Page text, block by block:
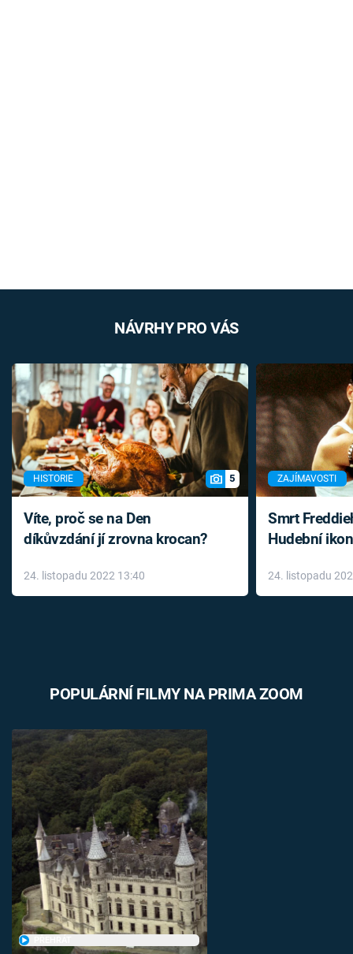
NÁVRHY PRO VÁS
HISTORIE 5
Víte, proč se na Den
díkůvzdání jí zrovna krocan?
24. listopadu 2022 13:40
ZAJÍMAVOSTI
Smrt
Hudební
léky
24. listopadu
POPULÁRNÍ FILMY NA PRIMA ZOOM